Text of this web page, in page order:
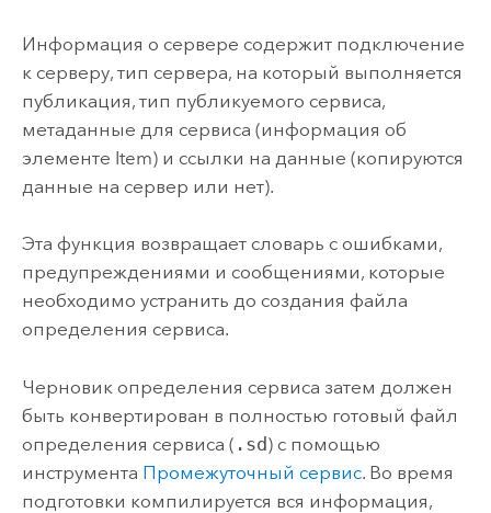
Информация о сервере содержит подключение
к серверу, тип сервера, на который выполняется
публикация, тип публикуемого сервиса,
метаданные для сервиса (информация об
элементе Item) и ссылки на данные (копируются
данные на сервер или нет).
Эта функция возвращает словарь с ошибками,
предупреждениями и сообщениями, которые
необходимо устранить до создания файла
определения сервиса.
Черновик определения сервиса затем должен
быть конвертирован в полностью готовый файл
определения сервиса ( .sd) с помощью
инструмента Промежуточный сервис. Во время
подготовки компилируется вся информация,